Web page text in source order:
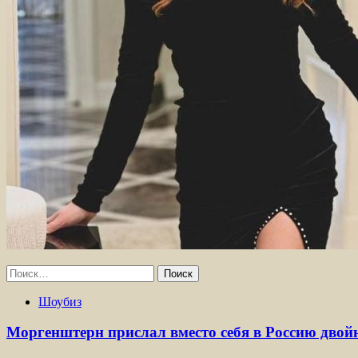
Найти:
Шоубиз
Моргенштерн прислал вместо себя в Россию